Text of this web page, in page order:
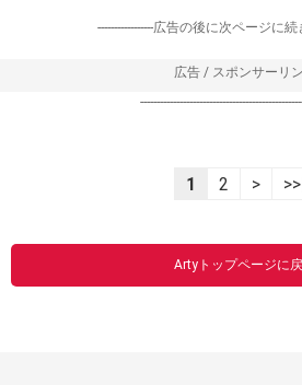
-----------------広告の後に次ページに続
広告 / スポンサーリ
1 2 >
Artyトップページに